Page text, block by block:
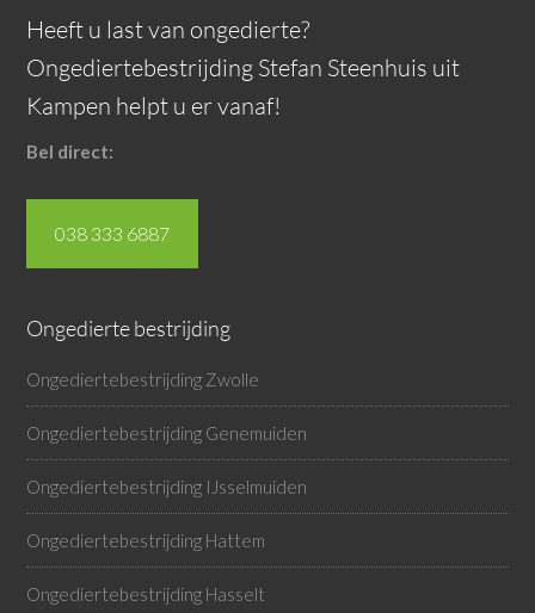
Heeft u last van ongedierte?
Ongediertebestrijding Stefan Steenhuis uit
Kampen helpt u er vanaf!
Bel direct:
038 333 6887
Ongedierte bestrijding
Ongediertebestrijding Zwolle
Ongediertebestrijding Genemuiden
Ongediertebestrijding IJsselmuiden
Ongediertebestrijding Hattem
Ongediertebestrijding Hasselt